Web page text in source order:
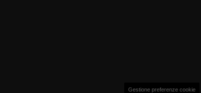
Gestione preferenze cookie